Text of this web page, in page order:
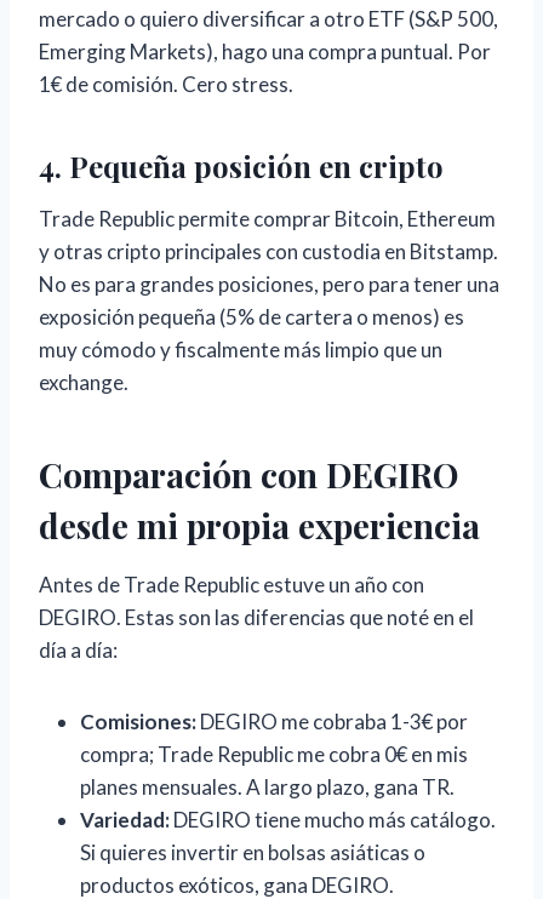
mercado o quiero diversificar a otro ETF (S&P 500,
Emerging Markets), hago una compra puntual. Por
1€ de comisión. Cero stress.
4. Pequeña posición en cripto
Trade Republic permite comprar Bitcoin, Ethereum
y otras cripto principales con custodia en Bitstamp.
No es para grandes posiciones, pero para tener una
exposición pequeña (5% de cartera o menos) es
muy cómodo y fiscalmente más limpio que un
exchange.
Comparación con DEGIRO
desde mi propia experiencia
Antes de Trade Republic estuve un año con
DEGIRO. Estas son las diferencias que noté en el
día a día:
Comisiones:DEGIRO me cobraba 1-3€ por
compra; Trade Republic me cobra 0€ en mis
planes mensuales. A largo plazo, gana TR.
Variedad:DEGIRO tiene mucho más catálogo.
Si quieres invertir en bolsas asiáticas o
productos exóticos, gana DEGIRO.